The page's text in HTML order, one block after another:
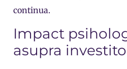
continua.
Impact
asupra